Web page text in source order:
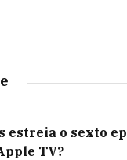
estreia o sexto
TV?